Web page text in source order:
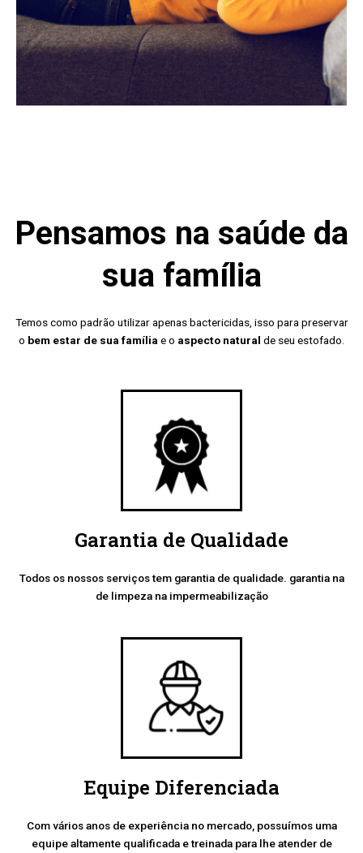
Pensamos na saúde da
sua família
Temos como padrão utilizar apenas bactericidas, isso para preservar
o bem estar de sua família e o aspecto natural de seu estofado.
Garantia de Qualidade
Todos os nossos serviços tem garantia de qualidade. garantia na
de limpeza na impermeabilização
Equipe Diferenciada
Com vários anos de experiência no mercado, possuímos uma
equipe altamente qualificada e treinada para lhe atender de